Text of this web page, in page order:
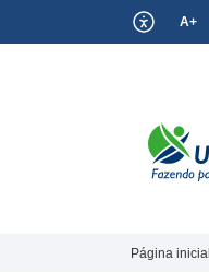
A+
Página inicial